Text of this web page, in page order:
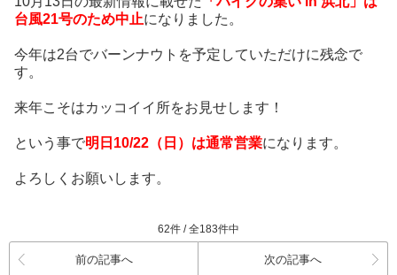
台風21号のため中止になりました。
今年は2台でバーンナウトを予定していただけに残念で
す。
来年こそはカッコイイ所をお見せします！
という事で明日10/22（日）は通常営業になります。
よろしくお願いします。
62件 / 全183件中
前の記事へ 次の記事へ